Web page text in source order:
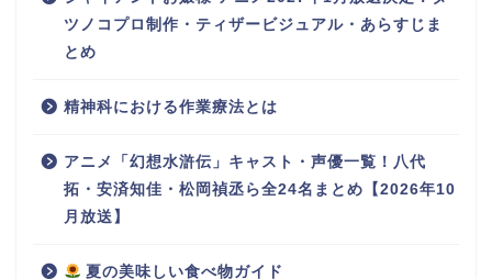
ツノコプロ制作・ティザービジュアル・あらすじま
とめ
精神科における作業療法とは
アニメ「幻想水滸伝」キャスト・声優一覧！八代
拓・安済知佳・松岡禎丞ら全24名まとめ【2026年10
月放送】
夏の美味しい食べ物ガイド